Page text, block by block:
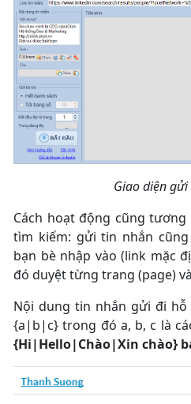
Giao diện
Cách hoạt động cũng
tìm kiếm: gửi tin nhắn
bạn bè nhập vào (link mặc
đó duyệt từng trang (page)
Nội dung tin nhắn gửi đi
{a|b|c} trong đó a, b, c là
{Hi|Hello|Chào|Xin chào}